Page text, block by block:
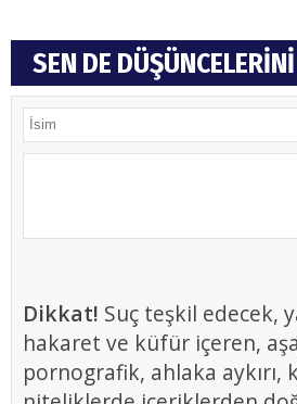
SEN DE
Dikkat! Suç teşkil edecek,
hakaret ve küfür içeren,
pornografik, ahlaka